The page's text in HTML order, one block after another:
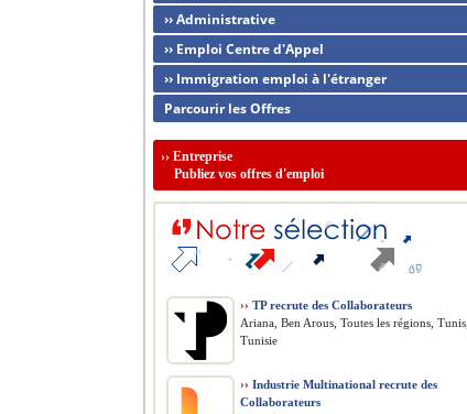
›› Administrative
›› Emploi Centre d'Appel
›› Immigration emploi à l'étranger
Parcourir les Offres
›› Entreprise
Publiez vos offres d'emploi
›› TP recrute des Collaborateurs
Ariana, Ben Arous, Toutes les régions, Tunis,
Tunisie
›› Industrie Multinational recrute des
Collaborateurs